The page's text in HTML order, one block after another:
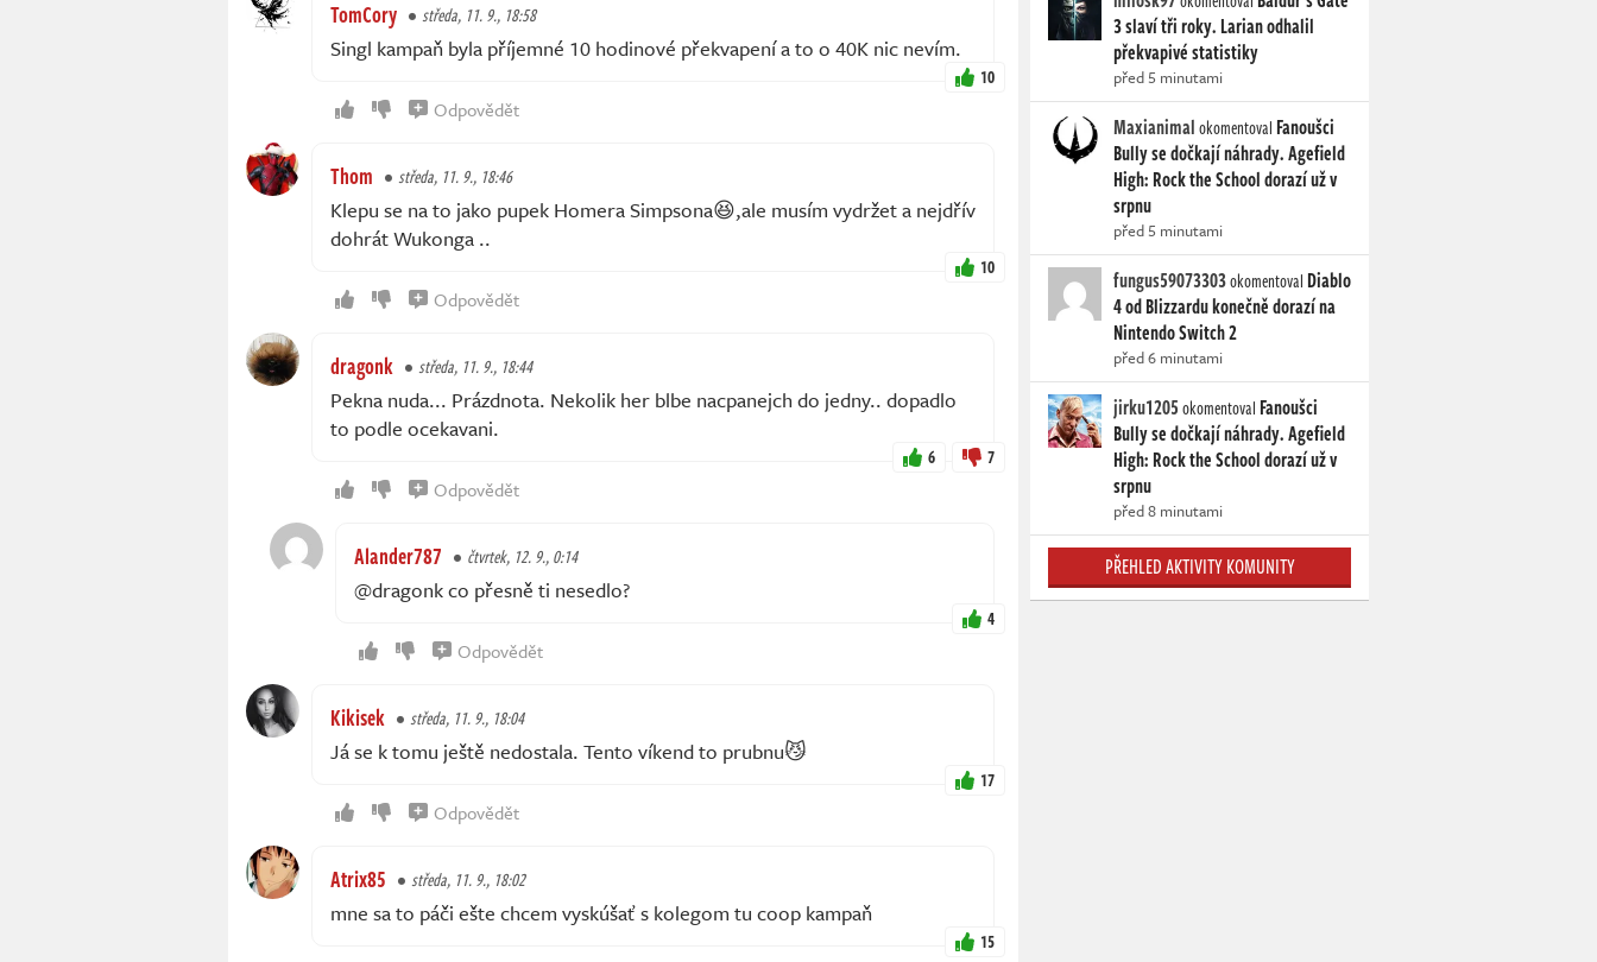
TomCory středa, 11. 9., 18:58
Singl kampaň byla příjemné 10 hodinové překvapení a to o 40K nic nevím.
10
Odpovědět
Thom středa, 11. 9., 18:46
Klepu se na to jako pupek Homera Simpsona😆,ale musím vydržet a nejdřív
dohrát Wukonga ..
10
Odpovědět
dragonk středa, 11. 9., 18:44
Pekna nuda... Prázdnota. Nekolik her blbe nacpanejch do jedny.. dopadlo
to podle ocekavani.
6 7
Odpovědět
Alander787 čtvrtek, 12. 9., 0:14
@dragonk co přesně ti nesedlo?
4
Odpovědět
Kikisek středa, 11. 9., 18:04
Já se k tomu ještě nedostala. Tento víkend to prubnu😼
17
Odpovědět
Atrix85 středa, 11. 9., 18:02
mne sa to páči ešte chcem vyskúšať s kolegom tu coop kampaň
15
3 slaví tři roky. Larian odhalil
překvapivé statistiky
před 5 minutami
Maxianimalokomentoval Fanoušci
Bully se dočkají náhrady. Agefield
High: Rock the School dorazí už v
srpnu
před 5 minutami
fungus59073303okomentoval Diablo
4 od Blizzardu konečně dorazí na
Nintendo Switch 2
před 6 minutami
jirku1205okomentoval Fanoušci
Bully se dočkají náhrady. Agefield
High: Rock the School dorazí už v
srpnu
před 8 minutami
PŘEHLED AKTIVITY KOMUNITY